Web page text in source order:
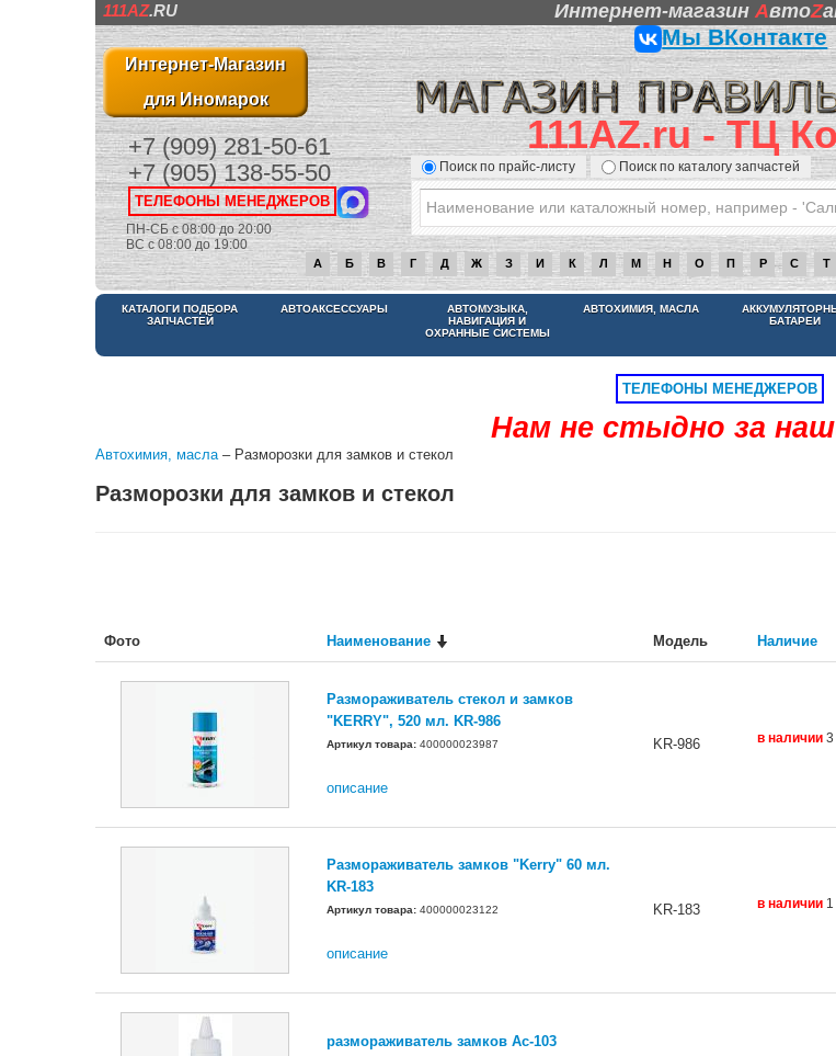
111AZ.RU Интернет-магазинAвтоZ
Интернет-Магазин
для Иномарок
+7 (909) 281-50-61
+7 (905) 138-55-50
ТЕЛЕФОНЫ МЕНЕДЖЕРОВ
ПН-СБ с 08:00 до 20:00
ВС с 08:00 до 19:00
Мы ВКонтакте
111AZ.ru - ТЦ
Поиск по прайс-листу Поиск по каталогу запчастей
А Б В Г Д Ж З И К Л М Н О П Р С Т
НАМ НЕ СТЫДНО ЗА
КАТАЛОГИ ПОДБОРА
ЗАПЧАСТЕЙ
АВТОАКСЕССУАРЫ
АВТОМУЗЫКА,
НАВИГАЦИЯ И
ОХРАННЫЕ СИСТЕМЫ
АВТОХИМИЯ, МАСЛА
БАТАРЕИ
ТЕЛЕФОНЫ МЕНЕДЖЕРОВ
Нам не стыдно за
Автохимия, масла– Разморозки для замков и стекол
Разморозки для замков и стекол
Фото Наименование Модель Наличие
Размораживатель стекол и замков
"KERRY", 520 мл. KR-986
Артикул товара: 400000023987
описание
KR-986 в наличии 3
Размораживатель замков "Kerry" 60 мл.
KR-183
Артикул товара: 400000023122
описание
KR-183 в наличии
размораживатель замков Ас-103